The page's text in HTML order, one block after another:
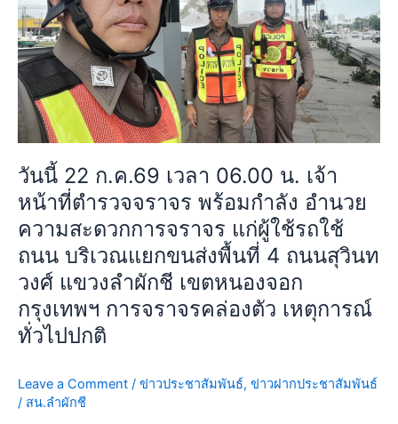
ลำ
ผักชี
เขต
หนองจอก
กรุงเทพฯ
เหตุการณ์
ทั่วไป
ปกติ
วันนี้ 22 ก.ค.69 เวลา 06.00 น. เจ้า
หน้าที่ตำรวจจราจร พร้อมกำลัง อำนวย
ความสะดวกการจราจร แก่ผู้ใช้รถใช้
ถนน บริเวณแยกขนส่งพื้นที่ 4 ถนนสุวินท
วงศ์ แขวงลำผักชี เขตหนองจอก
กรุงเทพฯ การจราจรคล่องตัว เหตุการณ์
ทั่วไปปกติ
Leave a Comment / ข่าวประชาสัมพันธ์, ข่าวฝากประชาสัมพันธ์
/ สน.ลำผักชี
น.
เจ้า
หน้าที่
ตำรวจ
จราจร
พร้อม
กำลัง
อำนวย
ความ
สะดวก
การ
แก่
ผู้
ใช้
รถ
บริเวณ
แยก